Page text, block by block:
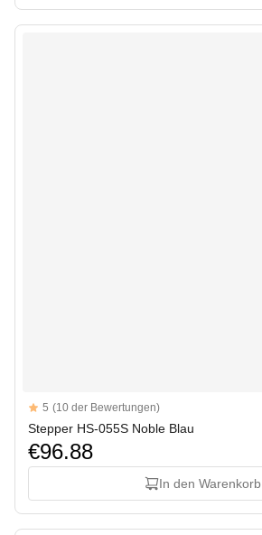
Reviews
5 out of 5 stars
5 (10 der Bewertungen)
Stepper HS-055S Noble Blau
€96.88
In den Warenkorb